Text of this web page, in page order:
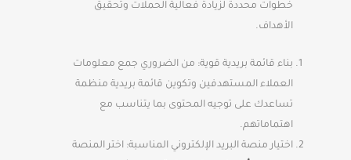
خطوات محددة لزيادة فعالية الحملات وتحقيق
الأهداف.
بناء قائمة بريدية قوية: من الضروري جمع معلومات
العملاء المستهدفين وتكوين قائمة بريدية منظمة
تساعدك على توجيه المحتوى بما يتناسب مع
اهتماماتهم.
اختيار منصة البريد الإلكتروني المناسبة: اختر المنصة